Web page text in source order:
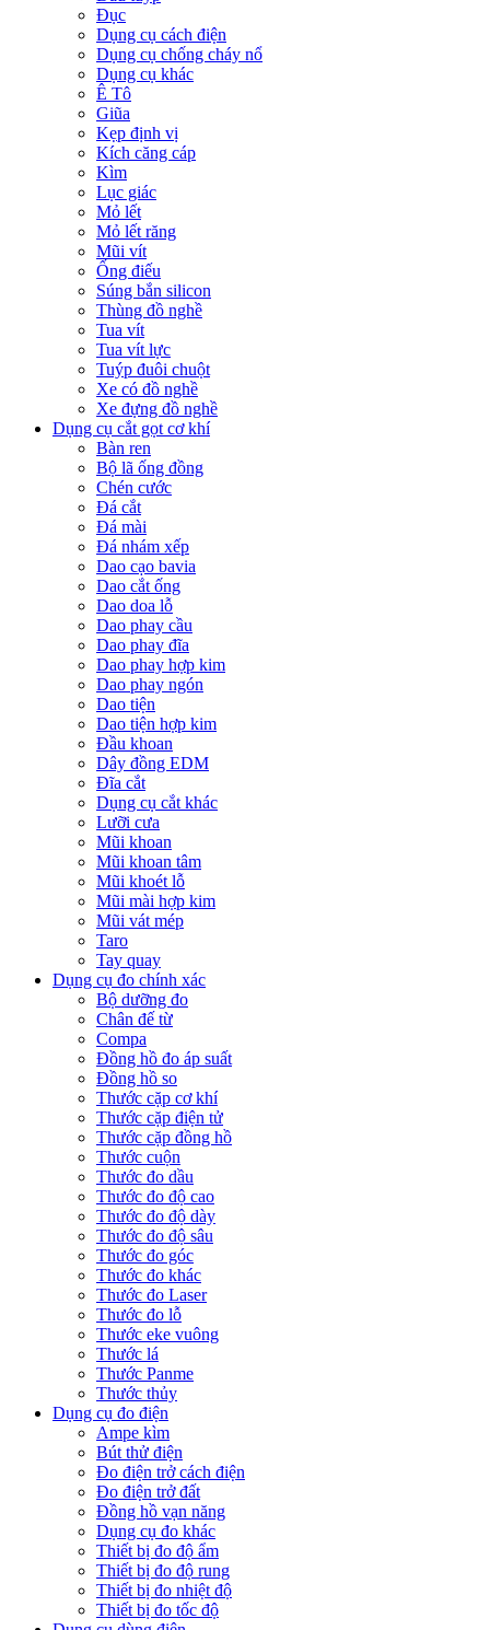
Đục
Dụng cụ cách điện
Dụng cụ chống cháy nổ
Dụng cụ khác
Ê Tô
Giũa
Kẹp định vị
Kích căng cáp
Kìm
Lục giác
Mỏ lết
Mỏ lết răng
Mũi vít
Ống điếu
Súng bắn silicon
Thùng đồ nghề
Tua vít
Tua vít lực
Tuýp đuôi chuột
Xe có đồ nghề
Xe đựng đồ nghề
Dụng cụ cắt gọt cơ khí
Bàn ren
Bộ lã ống đồng
Chén cước
Đá cắt
Đá mài
Đá nhám xếp
Dao cạo bavia
Dao cắt ống
Dao doa lỗ
Dao phay cầu
Dao phay đĩa
Dao phay hợp kim
Dao phay ngón
Dao tiện
Dao tiện hợp kim
Đầu khoan
Dây đồng EDM
Đĩa cắt
Dụng cụ cắt khác
Lưỡi cưa
Mũi khoan
Mũi khoan tâm
Mũi khoét lỗ
Mũi mài hợp kim
Mũi vát mép
Taro
Tay quay
Dụng cụ đo chính xác
Bộ dưỡng đo
Chân đế từ
Compa
Đồng hồ đo áp suất
Đồng hồ so
Thước cặp cơ khí
Thước cặp điện tử
Thước cặp đồng hồ
Thước cuộn
Thước đo dầu
Thước đo độ cao
Thước đo độ dày
Thước đo độ sâu
Thước đo góc
Thước đo khác
Thước đo Laser
Thước đo lỗ
Thước eke vuông
Thước lá
Thước Panme
Thước thủy
Dụng cụ đo điện
Ampe kìm
Bút thử điện
Đo điện trở cách điện
Đo điện trở đất
Đồng hồ vạn năng
Dụng cụ đo khác
Thiết bị đo độ ẩm
Thiết bị đo độ rung
Thiết bị đo nhiệt độ
Thiết bị đo tốc độ